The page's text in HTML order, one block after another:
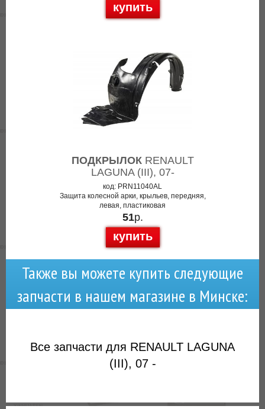
купить
ПОДКРЫЛОКRENAULT
LAGUNA (III), 07-
код: PRN11040AL
Защита колесной арки, крыльев, передняя,
левая, пластиковая
51р.
купить
Также вы можете купить следующие
запчасти в нашем магазине в Минске:
Все запчасти для RENAULT LAGUNA
(III), 07 -